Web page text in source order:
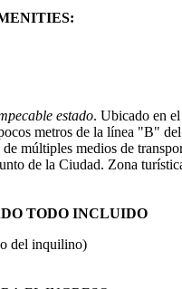
estado. Ubicado en
metros de la línea "B"
múltiples medios de
de la Ciudad. Zona
TODO INCLUIDO
del inquilino)